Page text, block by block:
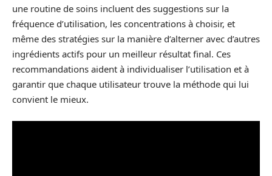
une routine de soins incluent des suggestions sur la
fréquence d’utilisation, les concentrations à choisir, et
même des stratégies sur la manière d’alterner avec d’autres
ingrédients actifs pour un meilleur résultat final. Ces
recommandations aident à individualiser l’utilisation et à
garantir que chaque utilisateur trouve la méthode qui lui
convient le mieux.